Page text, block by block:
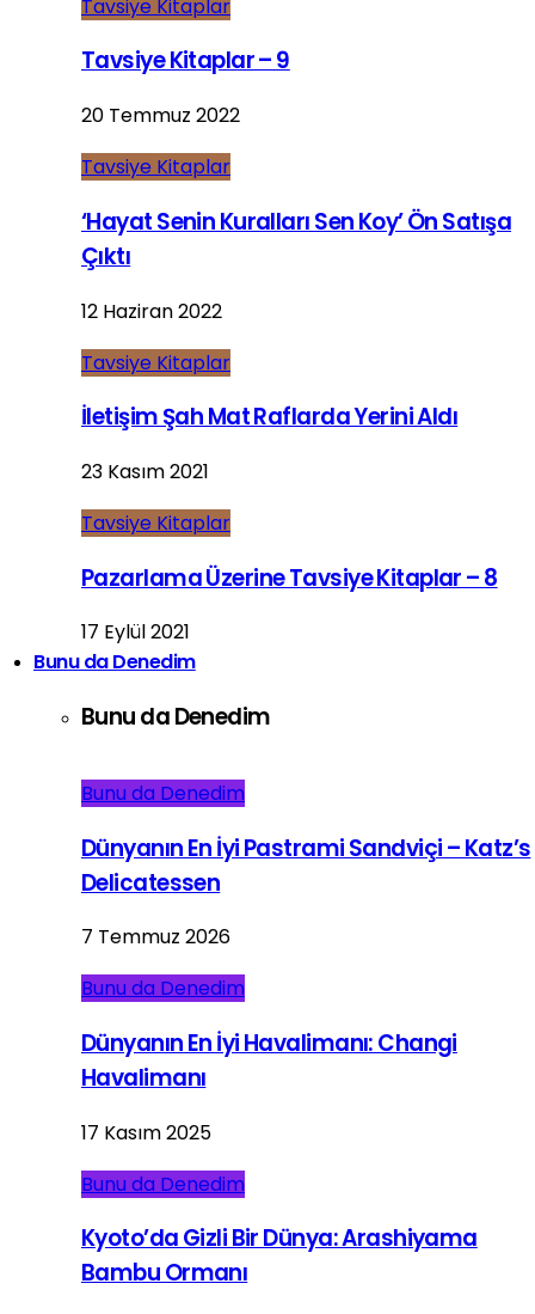
Tavsiye Kitaplar
Tavsiye Kitaplar – 9
20 Temmuz 2022
Tavsiye Kitaplar
‘Hayat Senin Kuralları Sen Koy’ Ön Satışa
Çıktı
12 Haziran 2022
Tavsiye Kitaplar
İletişim Şah Mat Raflarda Yerini Aldı
23 Kasım 2021
Tavsiye Kitaplar
Pazarlama Üzerine Tavsiye Kitaplar – 8
17 Eylül 2021
Bunu da Denedim
Bunu da Denedim
Bunu da Denedim
Dünyanın En İyi Pastrami Sandviçi – Katz’s
Delicatessen
7 Temmuz 2026
Bunu da Denedim
Dünyanın En İyi Havalimanı: Changi
Havalimanı
17 Kasım 2025
Bunu da Denedim
Kyoto’da Gizli Bir Dünya: Arashiyama
Bambu Ormanı